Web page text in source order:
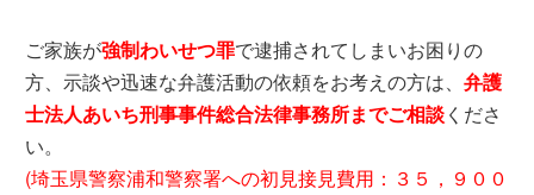
ご家族が強制わいせつ罪で逮捕されてしまいお困りの
方、示談や迅速な弁護活動の依頼をお考えの方は、弁護
士法人あいち刑事事件総合法律事務所までご相談くださ
い。
(埼玉県警察浦和警察署への初見接見費用：３５，９００